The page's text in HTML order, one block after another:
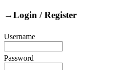
→Login / Register
Username
Password